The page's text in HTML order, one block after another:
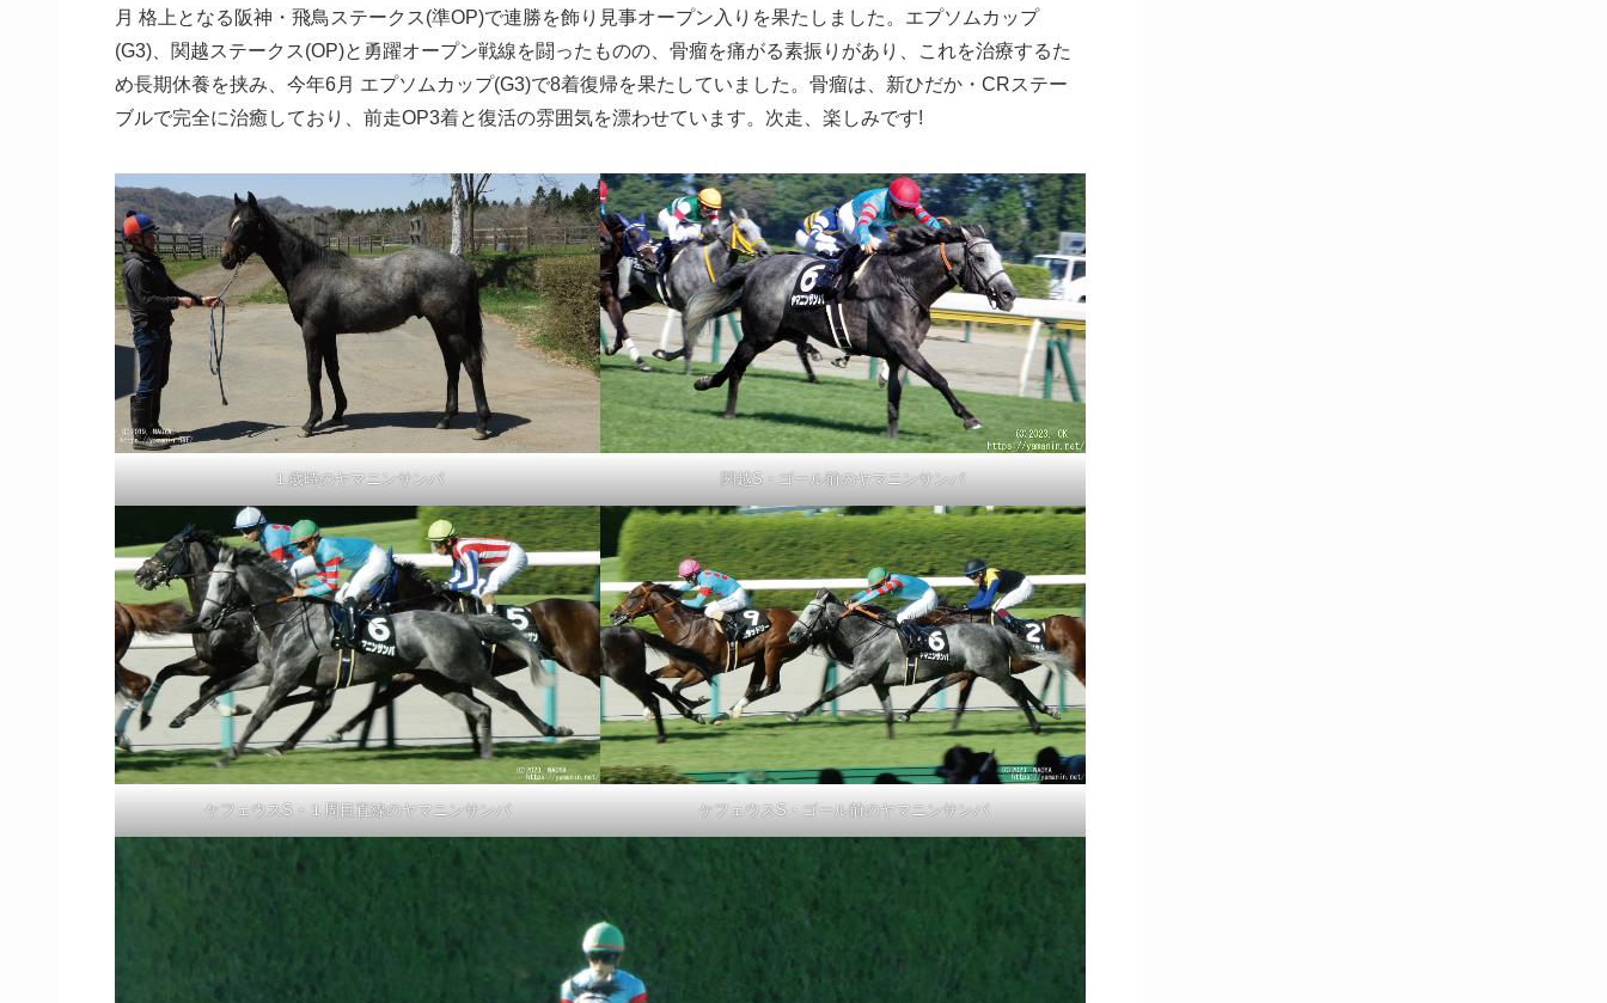
月 格上となる阪神・飛鳥ステークス(準OP)で連勝を飾り見事オープン入りを果たしました。エプソムカップ
(G3)、関越ステークス(OP)と勇躍オープン戦線を闘ったものの、骨瘤を痛がる素振りがあり、これを治療するた
め長期休養を挟み、今年6月 エプソムカップ(G3)で8着復帰を果たしていました。骨瘤は、新ひだか・CRステー
ブルで完全に治癒しており、前走OP3着と復活の雰囲気を漂わせています。次走、楽しみです!
１歳時のヤマニンサンパ 関越S・ゴール前のヤマニンサンパ
ケフェウスS・１周目直線のヤマニンサンパ ケフェウスS・ゴール前のヤマニンサンパ